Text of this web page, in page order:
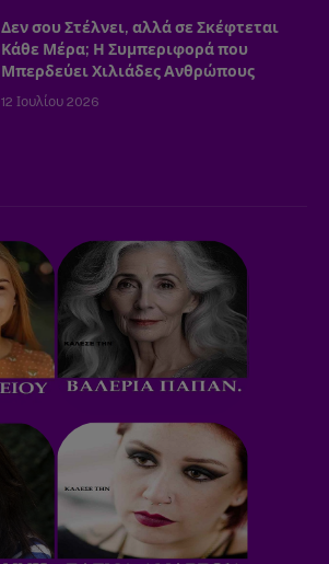
Δεν σου Στέλνει, αλλά σε Σκέφτεται
Κάθε Μέρα; Η Συμπεριφορά που
Μπερδεύει Χιλιάδες Ανθρώπους
12 Ιουλίου 2026